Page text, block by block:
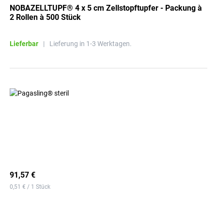
NOBAZELLTUPF® 4 x 5 cm Zellstopftupfer - Packung à
2 Rollen à 500 Stück
Lieferbar | Lieferung in 1-3 Werktagen.
91,57 €
0,51 € / 1 Stück